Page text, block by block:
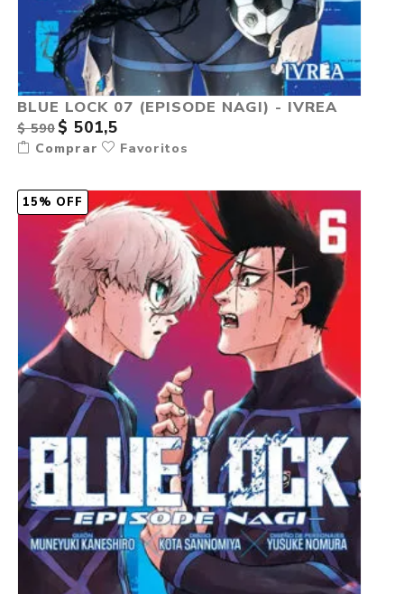
BLUE LOCK 07 (EPISODE NAGI) - IVREA
$ 590 $ 501,5
Comprar Favoritos
15% OFF